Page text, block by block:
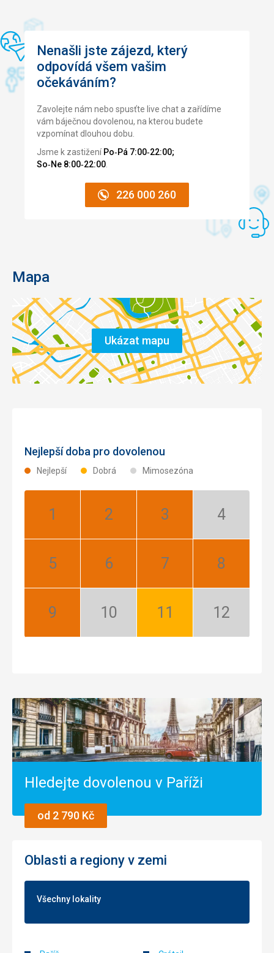
Nenašli jste zájezd, který
odpovídá všem vašim
očekáváním?
Zavolejte nám nebo spusťte live chat a zařídíme
vám báječnou dovolenou, na kterou budete
vzpomínat dlouhou dobu.
Jsme k zastižení Po‑Pá 7:00‑22:00;
So‑Ne 8:00‑22:00
226 000 260
Mapa
Ukázat mapu
Nejlepší doba pro dovolenou
Nejlepší Dobrá Mimosezóna
Leden:
Únor:
Březen:
Duben:
Květen:
Červen:
Červenec:
Srpen:
Září:
Říjen:
Listopad:
Prosinec:
Hledejte dovolenou v Paříži
od 2 790 Kč
Oblasti a regiony v zemi
Všechny lokality